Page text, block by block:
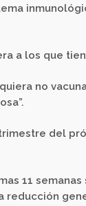
a los que
no
del
11
reducción